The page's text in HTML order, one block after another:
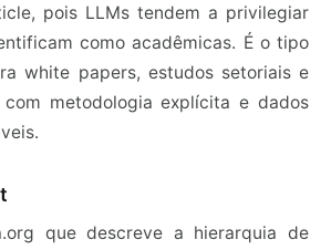
pois LLMs tendem a privilegiar
como acadêmicas. É o tipo
white papers, estudos setoriais e
com metodologia explícita e dados
que descreve a hierarquia de